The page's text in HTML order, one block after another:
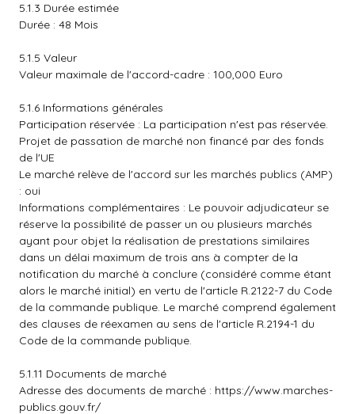
5.1.3 Durée estimée
Durée : 48 Mois
5.1.5 Valeur
Valeur maximale de l'accord-cadre : 100,000 Euro
5.1.6 Informations générales
Participation réservée : La participation n'est pas réservée.
Projet de passation de marché non financé par des fonds
de l'UE
Le marché relève de l'accord sur les marchés publics (AMP)
: oui
Informations complémentaires : Le pouvoir adjudicateur se
réserve la possibilité de passer un ou plusieurs marchés
ayant pour objet la réalisation de prestations similaires
dans un délai maximum de trois ans à compter de la
notification du marché à conclure (considéré comme étant
alors le marché initial) en vertu de l'article R.2122-7 du Code
de la commande publique. Le marché comprend également
des clauses de réexamen au sens de l'article R.2194-1 du
Code de la commande publique.
5.1.11 Documents de marché
Adresse des documents de marché : https://www.marches-
publics.gouv.fr/